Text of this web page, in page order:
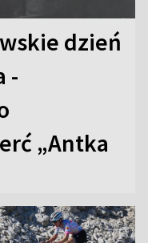
dzień
-
„Antka